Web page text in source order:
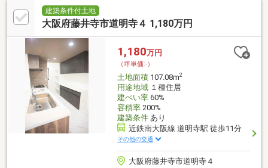
濯も安心〇こだわったプラン・専属コーディネーターによる流行
を取り入れたプラン作成・納得いくまで何度でも修正可能・3Dデ
来るだけ価格は抑えたいそんな夢を叶えます是非一度モデルハウ
スをご見学ください
建築条件付土地
大阪府藤井寺市道明寺４ 1,180万円
1,180万円
（坪単価:-）
土地面積107.08m2
用途地域１種住居
建ぺい率60%
容積率200%
建築条件あり
近鉄南大阪線 道明寺駅 徒歩11分
その他の交通
大阪府藤井寺市道明寺４